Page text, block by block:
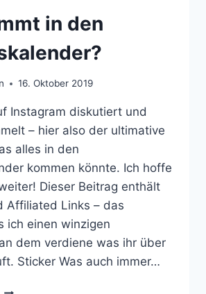
in den
16. Oktober 2019
Instagram diskutiert und
– hier also der ultimative
alles in den
kommen könnte. Ich hoffe
Dieser Beitrag enthält
Affiliated Links – das
ich einen winzigen
dem verdiene was ihr über
Sticker Was auch immer…
WAS